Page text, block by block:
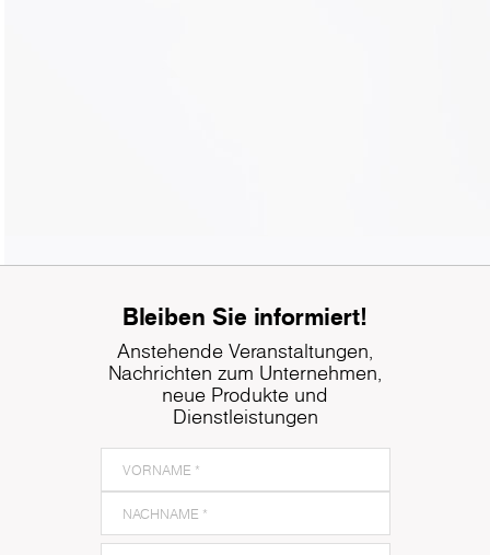
Bleiben Sie informiert!
Anstehende Veranstaltungen,
Nachrichten zum Unternehmen,
neue Produkte und
Dienstleistungen